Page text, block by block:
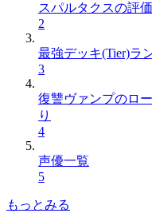
スパルタクスの評
2
最強デッキ(Tier)ラ
3
復讐ヴァンプのロ
り
4
声優一覧
5
もっとみる